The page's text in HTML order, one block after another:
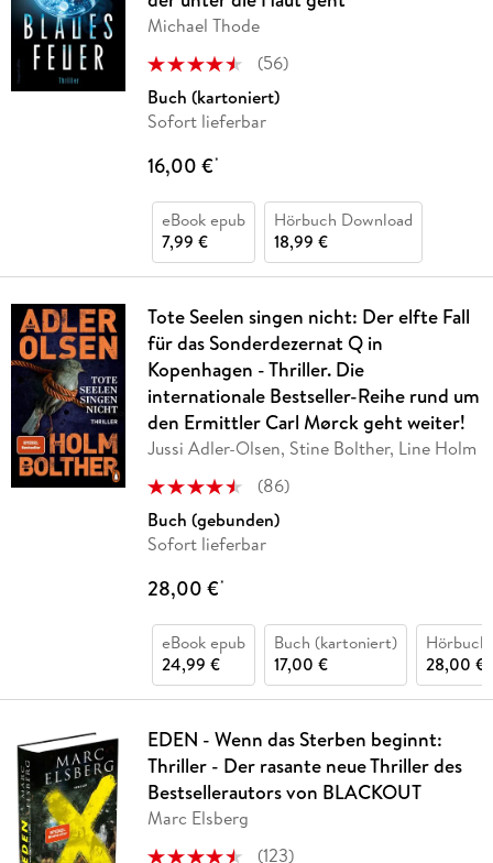
Michael Thode
(56)
Buch (kartoniert)
Sofort lieferbar
16,00 €*
eBook epub
7,99 €
Hörbuch Download
18,99 €
Tote Seelen singen nicht: Der elfte Fall
für das Sonderdezernat Q in
Kopenhagen - Thriller. Die
internationale Bestseller-Reihe rund um
den Ermittler Carl Mørck geht weiter!
Jussi Adler-Olsen, Stine Bolther, Line Holm
(86)
Buch (gebunden)
Sofort lieferbar
28,00 €*
eBook epub
24,99 €
Buch (kartoniert)
17,00 €
Hörbuch
28,00 €
EDEN - Wenn das Sterben beginnt:
Thriller - Der rasante neue Thriller des
Bestsellerautors von BLACKOUT
Marc Elsberg
(123)